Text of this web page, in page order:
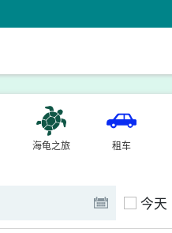
海龟之旅 租车
今天